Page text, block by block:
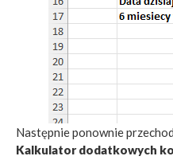
Następnie ponownie
Kalkulator dodatkowych